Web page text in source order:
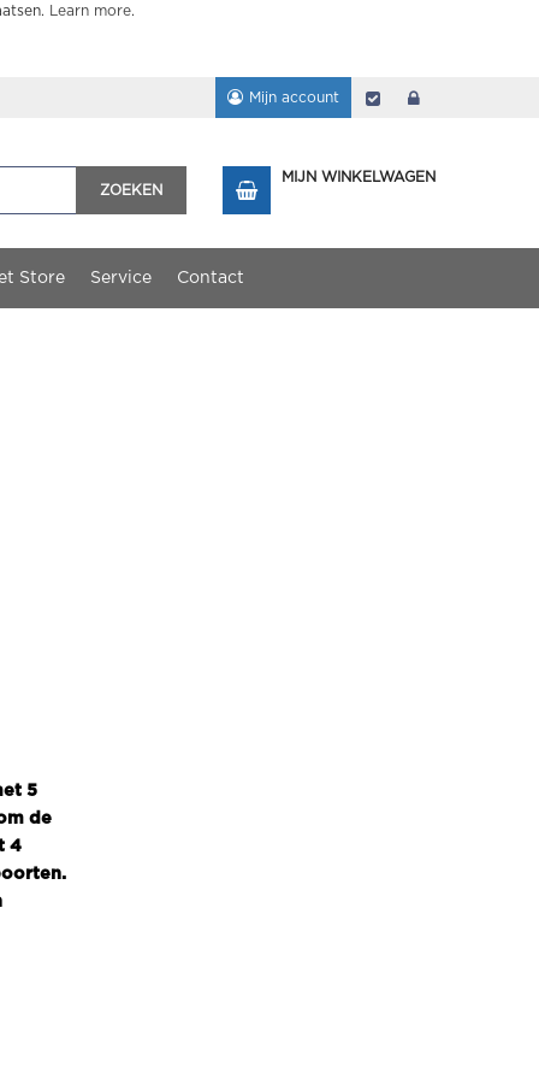
Learn more.
Mijn account Afrekenen
ZOEKEN
MIJN WINKELWAGEN
Store Service Contact
5
de
4